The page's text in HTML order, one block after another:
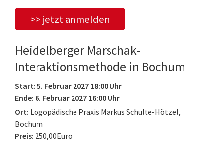
>> jetzt anmelden
Heidelberger Marschak-
Interaktionsmethode in Bochum
Start: 5. Februar 2027 18:00 Uhr
Ende: 6. Februar 2027 16:00 Uhr
Ort: Logopädische Praxis Markus Schulte-Hötzel,
Bochum
Preis: 250,00Euro